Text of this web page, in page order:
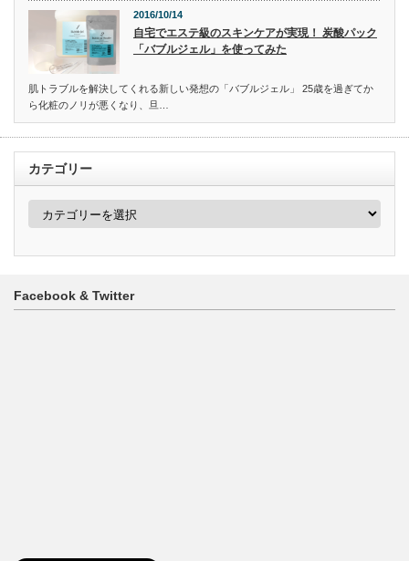
2016/10/14
自宅でエステ級のスキンケアが実現！ 炭酸パック
「バブルジェル」を使ってみた
肌トラブルを解決してくれる新しい発想の「バブルジェル」 25歳を過ぎてか
ら化粧のノリが悪くなり、旦…
カテゴリー
Facebook & Twitter